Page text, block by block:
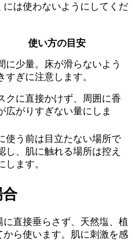
は使わないようにしてくだ
使い方の目安
に少量。床が滑らないよう
すぎに注意します。
クに直接かけず、周囲に香
広がりすぎない量にしま
使う前は目立たない場所で
し、肌に触れる場所は控え
します。
直接垂らさず、天然塩、植
ら使います。肌に刺激を感